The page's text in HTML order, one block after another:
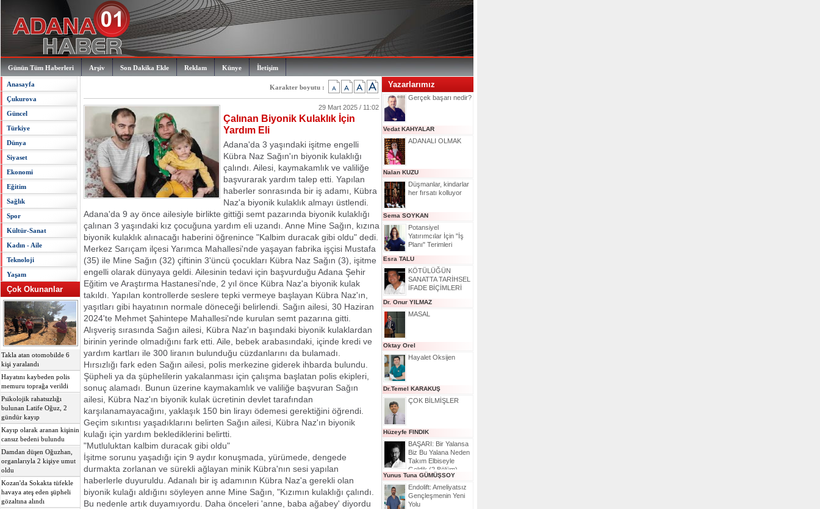
Günün Tüm Haberleri Arşiv Son Dakika Ekle Reklam Künye İletişim
Anasayfa
Çukurova
Güncel
Türkiye
Dünya
Siyaset
Ekonomi
Eğitim
Sağlık
Spor
Kültür-Sanat
Kadın - Aile
Teknoloji
Yaşam
Çok Okunanlar
Takla atan otomobilde 6
kişi yaralandı
Hayatını kaybeden polis
memuru toprağa verildi
Psikolojik rahatsızlığı
bulunan Latife Oğuz, 2
gündür kayıp
Kayıp olarak aranan kişinin
cansız bedeni bulundu
Damdan düşen Oğuzhan,
organlarıyla 2 kişiye umut
oldu
Kozan'da Sokakta tüfekle
havaya ateş eden şüpheli
gözaltına alındı
Karakter boyutu :
29 Mart 2025 / 11:02
Çalınan Biyonik Kulaklık İçin
Yardım Eli
Adana'da 3 yaşındaki işitme engelli
Kübra Naz Sağın'ın biyonik kulaklığı
çalındı. Ailesi, kaymakamlık ve valiliğe
başvurarak yardım talep etti. Yapılan
haberler sonrasında bir iş adamı, Kübra
Naz'a biyonik kulaklık almayı üstlendi.
Adana'da 9 ay önce ailesiyle birlikte gittiği semt pazarında biyonik kulaklığı
çalınan 3 yaşındaki kız çocuğuna yardım eli uzandı. Anne Mine Sağın, kızına
biyonik kulaklık alınacağı haberini öğrenince "Kalbim duracak gibi oldu" dedi.
Merkez Sarıçam ilçesi Yarımca Mahallesi'nde yaşayan fabrika işçisi Mustafa
(35) ile Mine Sağın (32) çiftinin 3'üncü çocukları Kübra Naz Sağın (3), işitme
engelli olarak dünyaya geldi. Ailesinin tedavi için başvurduğu Adana Şehir
Eğitim ve Araştırma Hastanesi'nde, 2 yıl önce Kübra Naz'a biyonik kulak
takıldı. Yapılan kontrollerde seslere tepki vermeye başlayan Kübra Naz'ın,
yaşıtları gibi hayatının normale döneceği belirlendi. Sağın ailesi, 30 Haziran
2024'te Mehmet Şahintepe Mahallesi'nde kurulan semt pazarına gitti.
Alışveriş sırasında Sağın ailesi, Kübra Naz'ın başındaki biyonik kulaklardan
birinin yerinde olmadığını fark etti. Aile, bebek arabasındaki, içinde kredi ve
yardım kartları ile 300 liranın bulunduğu cüzdanlarını da bulamadı.
Hırsızlığı fark eden Sağın ailesi, polis merkezine giderek ihbarda bulundu.
Şüpheli ya da şüphelilerin yakalanması için çalışma başlatan polis ekipleri,
sonuç alamadı. Bunun üzerine kaymakamlık ve valiliğe başvuran Sağın
ailesi, Kübra Naz'ın biyonik kulak ücretinin devlet tarafından
karşılanamayacağını, yaklaşık 150 bin lirayı ödemesi gerektiğini öğrendi.
Geçim sıkıntısı yaşadıklarını belirten Sağın ailesi, Kübra Naz'ın biyonik
kulağı için yardım beklediklerini belirtti.
"Mutluluktan kalbim duracak gibi oldu"
İşitme sorunu yaşadığı için 9 aydır konuşmada, yürümede, dengede
durmakta zorlanan ve sürekli ağlayan minik Kübra'nın sesi yapılan
haberlerle duyuruldu. Adanalı bir iş adamının Kübra Naz'a gerekli olan
biyonik kulağı aldığını söyleyen anne Mine Sağın, "Kızımın kulaklığı çalındı.
Bu nedenle artık duyamıyordu. Daha önceleri 'anne, baba ağabey' diyordu
Yazarlarımız
Gerçek başarı nedir?
Vedat KAHYALAR
ADANALI OLMAK
Nalan KUZU
Düşmanlar, kindarlar
her fırsatı kolluyor
Sema SOYKAN
Potansiyel
Yatırımcılar İçin "İş
Planı" Terimleri
Esra TALU
KÖTÜLÜĞÜN
SANATTA TARİHSEL
İFADE BİÇİMLERİ
Dr. Onur YILMAZ
MASAL
Oktay Orel
Hayalet Oksijen
Dr.Temel KARAKUŞ
ÇOK BİLMİŞLER
Hüzeyfe FINDIK
BAŞARI: Bir Yalansa
Biz Bu Yalana Neden
Takım Elbiseyle
Geldik (2.Bölüm)
Yunus Tuna GÜMÜŞSOY
Endolift: Ameliyatsız
Gençleşmenin Yeni
Yolu